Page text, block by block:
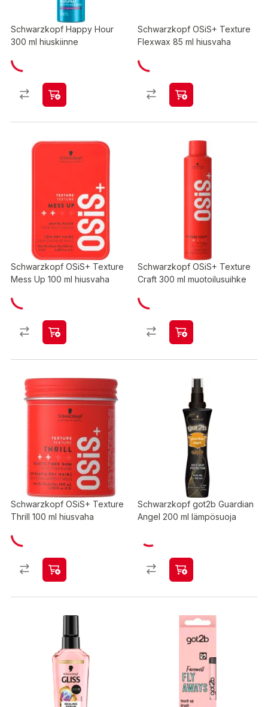
Schwarzkopf Happy Hour
300 ml hiuskiinne
Schwarzkopf OSiS+ Texture
Flexwax 85 ml hiusvaha
Schwarzkopf OSiS+ Texture
Mess Up 100 ml hiusvaha
Schwarzkopf OSiS+ Texture
Craft 300 ml muotoilusuihke
Schwarzkopf OSiS+ Texture
Thrill 100 ml hiusvaha
Schwarzkopf got2b Guardian
Angel 200 ml lämpösuoja